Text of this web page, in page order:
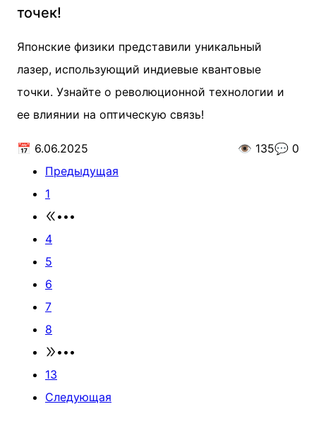
точек!
Японские физики представили уникальный
лазер, использующий индиевые квантовые
точки. Узнайте о революционной технологии и
ее влиянии на оптическую связь!
📅 6.06.2025 👁️ 135💬 0
Предыдущая
1
•••
4
5
6
7
8
•••
13
Следующая